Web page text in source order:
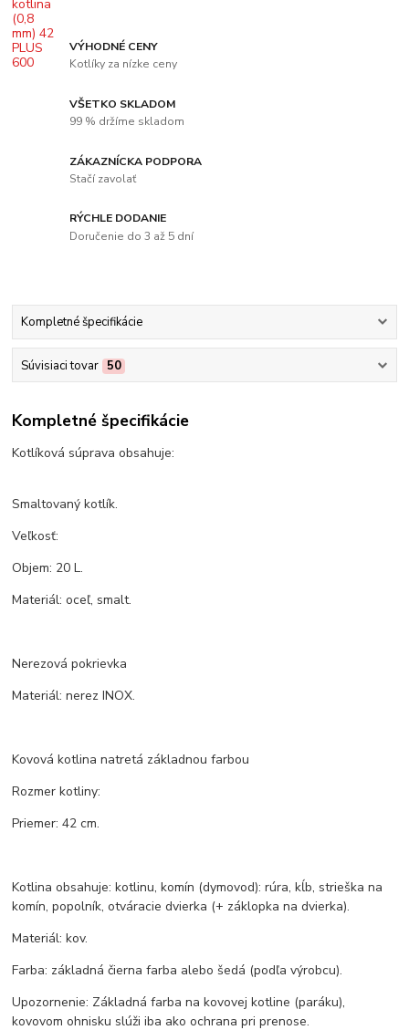
VÝHODNÉ CENY
Kotlíky za nízke ceny
VŠETKO SKLADOM
99 % držíme skladom
ZÁKAZNÍCKA PODPORA
Stačí zavolať
RÝCHLE DODANIE
Doručenie do 3 až 5 dní
Kompletné špecifikácie
Súvisiaci tovar 50
Kompletné špecifikácie
Kotlíková súprava obsahuje:
Smaltovaný kotlík.
Veľkosť:
Objem: 20 L.
Materiál: oceľ, smalt.
Nerezová pokrievka
Materiál: nerez INOX.
Kovová kotlina natretá základnou farbou
Rozmer kotliny:
Priemer: 42 cm.
Kotlina obsahuje: kotlinu, komín (dymovod): rúra, kĺb, strieška na
komín, popolník, otváracie dvierka (+ záklopka na dvierka).
Materiál: kov.
Farba: základná čierna farba alebo šedá (podľa výrobcu).
Upozornenie: Základná farba na kovovej kotline (paráku),
kovovom ohnisku slúži iba ako ochrana pri prenose.